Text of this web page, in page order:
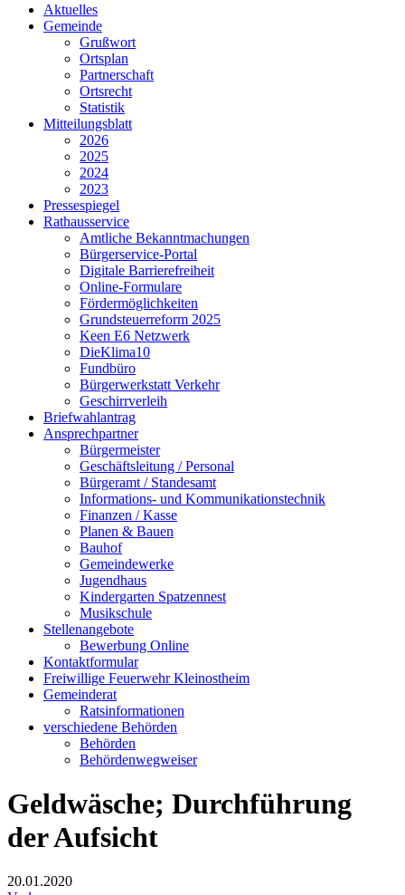
Aktuelles
Gemeinde
Grußwort
Ortsplan
Partnerschaft
Ortsrecht
Statistik
Mitteilungsblatt
2026
2025
2024
2023
Pressespiegel
Rathausservice
Amtliche Bekanntmachungen
Bürgerservice-Portal
Digitale Barrierefreiheit
Online-Formulare
Fördermöglichkeiten
Grundsteuerreform 2025
Keen E6 Netzwerk
DieKlima10
Fundbüro
Bürgerwerkstatt Verkehr
Geschirrverleih
Briefwahlantrag
Ansprechpartner
Bürgermeister
Geschäftsleitung / Personal
Bürgeramt / Standesamt
Informations- und Kommunikationstechnik
Finanzen / Kasse
Planen & Bauen
Bauhof
Gemeindewerke
Jugendhaus
Kindergarten Spatzennest
Musikschule
Stellenangebote
Bewerbung Online
Kontaktformular
Freiwillige Feuerwehr Kleinostheim
Gemeinderat
Ratsinformationen
verschiedene Behörden
Behörden
Behördenwegweiser
Geldwäsche; Durchführung
der Aufsicht
20.01.2020